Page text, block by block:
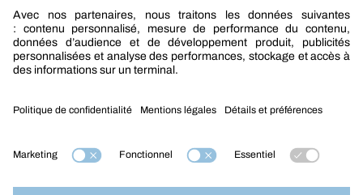
CARRIÈRES
NOTRE OFFRE
Entre vous et nous
Nous contacter
Mention légales